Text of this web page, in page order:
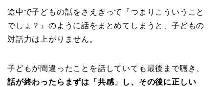
途中で子どもの話をさえぎって『つまりこういうこと
でしょ？』のように話をまとめてしまうと、子どもの
対話力は上がりません。
子どもが間違ったことを話していても最後まで聴き、
話が終わったらまずは「共感」し、その後に正しい